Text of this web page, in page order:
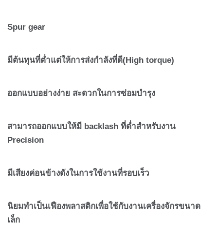
Spur gear
มีต้นทุนที่ต่ำแต่ให้การส่งกำลังที่ดี(High torque)
ออกแบบอย่างง่าย สะดวกในการซ่อมบำรุง
สามารถออกแบบให้มี backlash ที่ต่ำสำหรับงาน
Precision
มีเสียงค่อนข้างดังในการใช้งานที่รอบเร็ว
นิยมทำเป็นเฟืองพลาสติกเพื่อใช้กับงานเครื่องจักรขนาด
เล็ก